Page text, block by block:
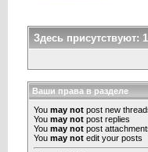
Здесь присутствуют: 1
Ваши права в разделе
You may not post new
You may not post replies
You may not post
You may not edit your posts